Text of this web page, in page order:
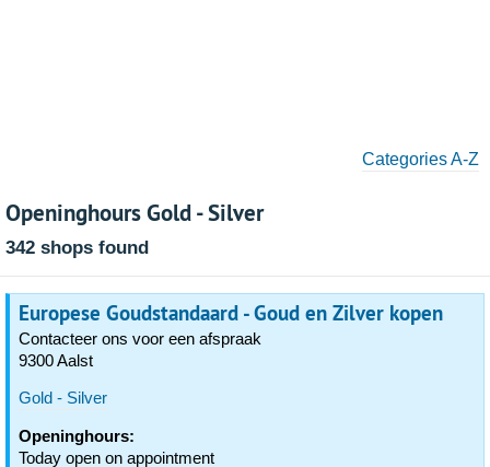
Categories A-Z
Openinghours Gold - Silver
342 shops found
Europese Goudstandaard - Goud en Zilver kopen
Contacteer ons voor een afspraak
9300 Aalst
Gold - Silver
Openinghours:
Today open on appointment